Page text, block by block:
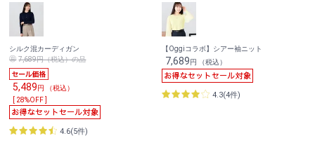
シルク混カーディガン
7,689円（税込）の品
5,489円 （税込）
[ 28%OFF ]
4.6(5件)
【Oggiコラボ】シアー袖ニット
7,689円 （税込）
4.3(4件)